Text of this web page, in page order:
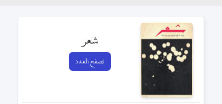
شعر
تصفح العدد